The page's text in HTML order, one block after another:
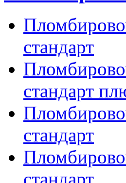
стандарт
стандарт
стандарт